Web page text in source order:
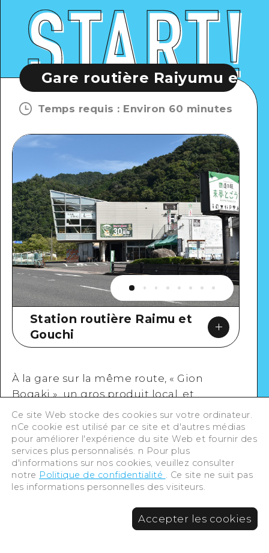
routière Raiyumu et Gohouse
Temps requis : Environ 60 minutes
Station routière Raimu et
Gouchi
Google Maps
Voir en détail
À la gare sur la même route, « Gion
Bogaki », un gros produit local, et
« Choco-chan », qui a remporté le demi-
grand prix du concours national de
souvenirs (2015) qui n'était pas
disponible dans la ville, sont très
populaires.
Des endroits où s'arrêter
Ce site Web stocke des cookies sur votre ordinateur.
nCe cookie est utilisé par ce site et d'autres médias
pour améliorer l'expérience du site Web et fournir des
services plus personnalisés. n Pour plus
d'informations sur nos cookies, veuillez consulter
notre Politique de confidentialité . Ce site ne suit pas
les informations personnelles des visiteurs.
Accepter les cookies